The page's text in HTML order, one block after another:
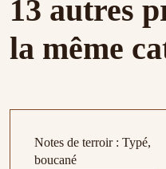
13 autres
la même
Notes de terroir : Typé,
boucané